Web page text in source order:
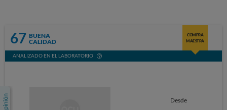
67 BUENA
CALIDAD
COMPRA
MAESTRA
ANALIZADO EN EL LABORATORIO
Desde